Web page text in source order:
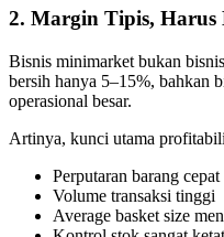
2. Margin Tipis, Harus
Bisnis minimarket bukan
bersih hanya 5–15%, bahkan
operasional besar.
Artinya, kunci utama
Perputaran barang cepat
Volume transaksi tinggi
Average basket size